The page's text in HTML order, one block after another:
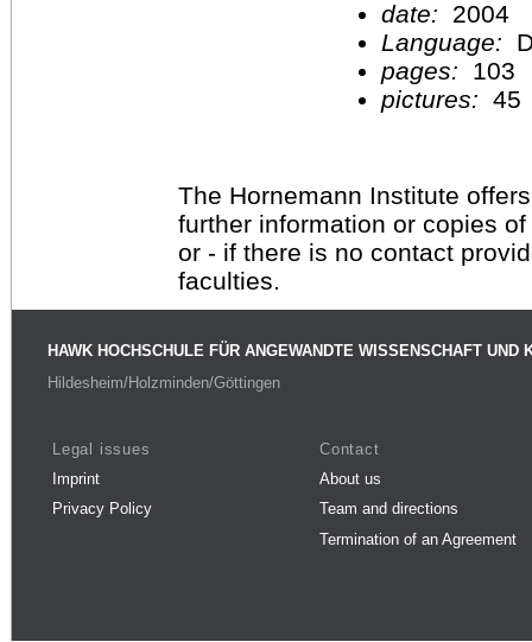
date:
2004
Language:
pages:
103
pictures: 45
The Hornemann Institute
further information or copies
or - if there is no contact
faculties.
HAWK HOCHSCHULE FÜR ANGEWANDTE WISSENSCHAFT UND
Hildesheim/Holzminden/Göttingen
Legal issues
Imprint
Privacy Policy
Contact
About us
Team and directions
Termination of an Agreement